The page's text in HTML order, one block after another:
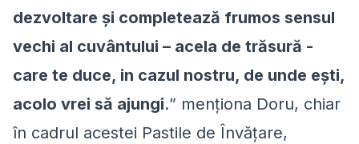
dezvoltare și completează frumos sensul
vechi al cuvântului – acela de trăsură -
care te duce, in cazul nostru, de unde ești,
acolo vrei să ajungi.” menționa Doru, chiar
în cadrul acestei Pastile de Învățare,